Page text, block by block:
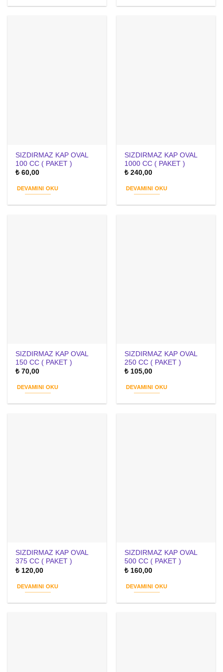
SIZDIRMAZ KAP OVAL
100 CC ( PAKET )
₺ 60,00
DEVAMINI OKU
SIZDIRMAZ KAP OVAL
1000 CC ( PAKET )
₺ 240,00
DEVAMINI OKU
SIZDIRMAZ KAP OVAL
150 CC ( PAKET )
₺ 70,00
DEVAMINI OKU
SIZDIRMAZ KAP OVAL
250 CC ( PAKET )
₺ 105,00
DEVAMINI OKU
SIZDIRMAZ KAP OVAL
375 CC ( PAKET )
₺ 120,00
DEVAMINI OKU
SIZDIRMAZ KAP OVAL
500 CC ( PAKET )
₺ 160,00
DEVAMINI OKU